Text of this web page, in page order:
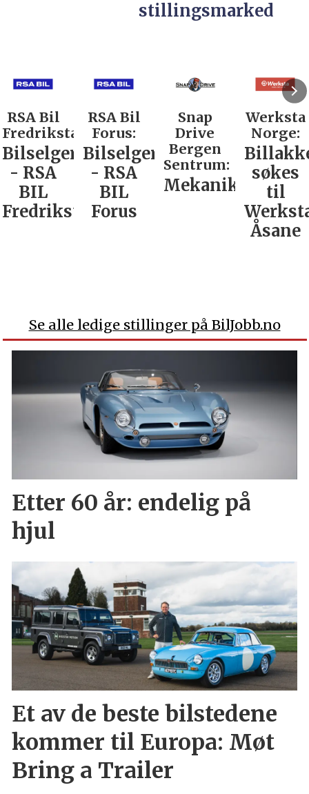
stillingsmarked
RSA Bil
Fredrikstad:
Bilselger
- RSA
BIL
Fredrikstad
RSA Bil
Forus:
Bilselger
- RSA
BIL
Forus
Snap
Drive
Bergen
Sentrum:
Mekaniker
Werksta
Norge:
søkes
til
Åsane
Se alle ledige stillinger på BilJobb.no
Etter 60 år: endelig på
hjul
Et av de beste bilstedene
kommer til Europa: Møt
Bring a Trailer